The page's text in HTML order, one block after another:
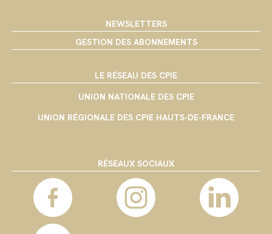
NEWSLETTERS
GESTION DES ABONNEMENTS
LE RÉSEAU DES CPIE
UNION NATIONALE DES CPIE
UNION RÉGIONALE DES CPIE HAUTS-DE-FRANCE
RÉSEAUX SOCIAUX